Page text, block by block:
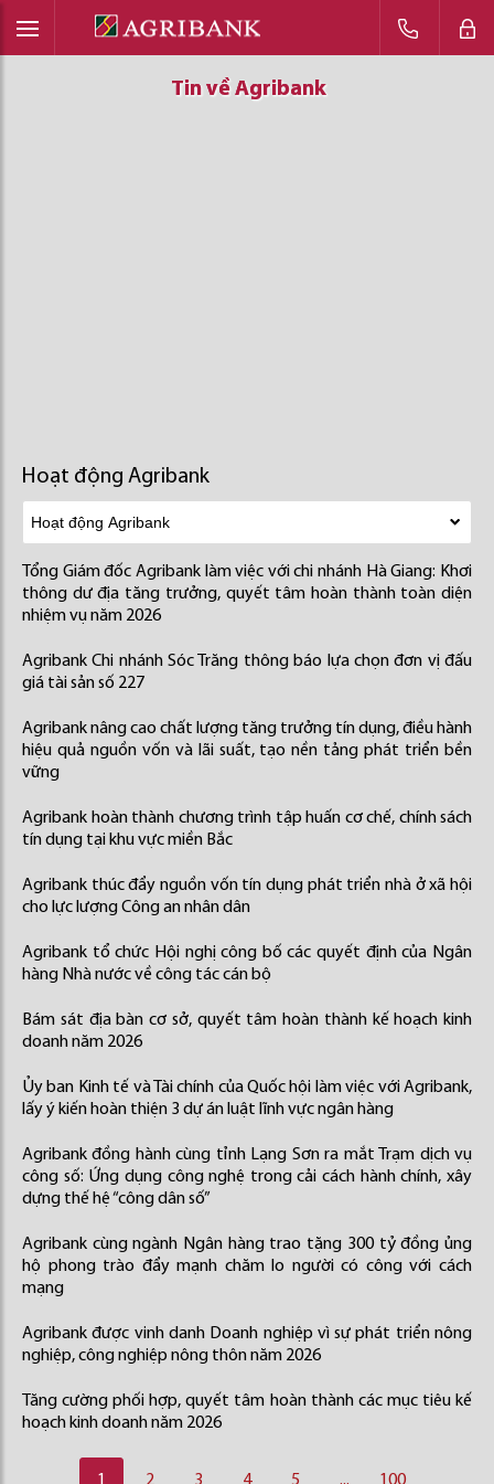
Tin về Agribank
Tin về Agribank
Tin về Agribank
Hoạt động Agribank
Tổng Giám đốc Agribank làm việc với chi nhánh Hà Giang: Khơi
thông dư địa tăng trưởng, quyết tâm hoàn thành toàn diện
nhiệm vụ năm 2026
Agribank Chi nhánh Sóc Trăng thông báo lựa chọn đơn vị đấu
giá tài sản số 227
Agribank nâng cao chất lượng tăng trưởng tín dụng, điều hành
hiệu quả nguồn vốn và lãi suất, tạo nền tảng phát triển bền
vững
Agribank hoàn thành chương trình tập huấn cơ chế, chính sách
tín dụng tại khu vực miền Bắc
Agribank thúc đẩy nguồn vốn tín dụng phát triển nhà ở xã hội
cho lực lượng Công an nhân dân
Agribank tổ chức Hội nghị công bố các quyết định của Ngân
hàng Nhà nước về công tác cán bộ
Bám sát địa bàn cơ sở, quyết tâm hoàn thành kế hoạch kinh
doanh năm 2026
Ủy ban Kinh tế và Tài chính của Quốc hội làm việc với Agribank,
lấy ý kiến hoàn thiện 3 dự án luật lĩnh vực ngân hàng
Agribank đồng hành cùng tỉnh Lạng Sơn ra mắt Trạm dịch vụ
công số: Ứng dụng công nghệ trong cải cách hành chính, xây
dựng thế hệ “công dân số”
Agribank cùng ngành Ngân hàng trao tặng 300 tỷ đồng ủng
hộ phong trào đẩy mạnh chăm lo người có công với cách
mạng
Agribank được vinh danh Doanh nghiệp vì sự phát triển nông
nghiệp, công nghiệp nông thôn năm 2026
Tăng cường phối hợp, quyết tâm hoàn thành các mục tiêu kế
hoạch kinh doanh năm 2026